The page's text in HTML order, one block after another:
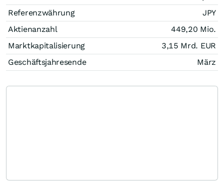
Referenzwährung
JPY
Aktienanzahl
449,20 Mio.
Marktkapitalisierung
3,15 Mrd. EUR
Geschäftsjahresende
März